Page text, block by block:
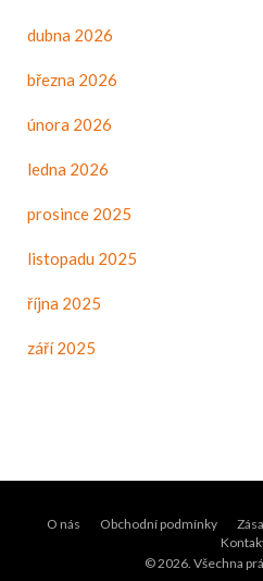
dubna 2026
března 2026
února 2026
ledna 2026
prosince 2025
listopadu 2025
října 2025
září 2025
O nás Obchodní podmínky
© 2026. Všechna